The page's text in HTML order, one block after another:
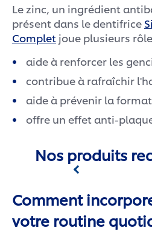
Le zinc, un ingrédient
présent dans le dentifrice
Complet joue plusieurs
aide à renforcer les
contribue à rafraîchir
aide à prévenir la
offre un effet anti-
Nos produits
Comment
votre routine